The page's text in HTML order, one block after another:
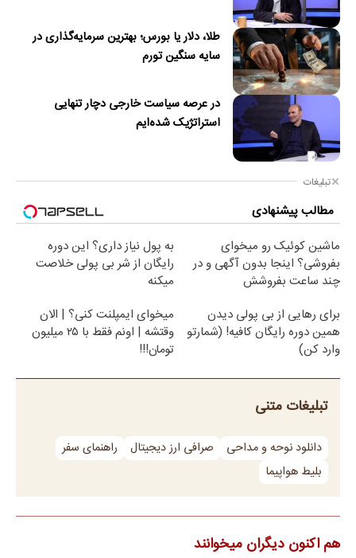
طلا، دلار یا بورس؛ بهترین سرمایه‌گذاری در
سایه سنگین تورم
در عرصه سیاست خارجی دچار تنهایی
استراتژیک شده‌ایم
تبلیغات
مطالب پیشنهادی
ماشین کوئیک رو میخوای
بفروشی؟ اینجا بدون آگهی و در
چند ساعت بفروشش
به پول نیاز داری؟ این دوره
رایگان از شر بی پولی خلاصت
میکنه
برای رهایی از بی پولی دیدن
همین دوره رایگان کافیه! (شمارتو
وارد کن)
میخوای ایمپلنت کنی؟ | الان
وقتشه | اونم فقط با ۲۵ میلیون
تومان!!!
تبلیغات متنی
دانلود نوحه و مداحی صرافی ارز دیجیتال
راهنمای سفر
بلیط هواپیما
هم اکنون دیگران میخوانند